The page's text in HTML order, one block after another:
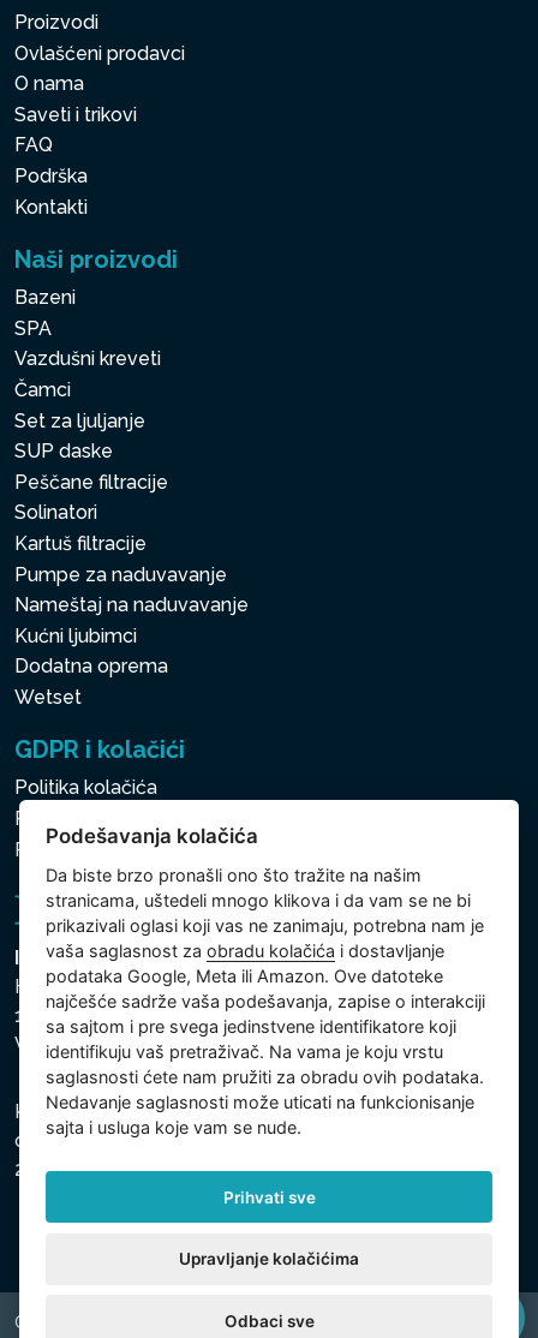
Proizvodi
Ovlašćeni prodavci
O nama
Saveti i trikovi
FAQ
Podrška
Kontakti
Naši proizvodi
Bazeni
SPA
Vazdušni kreveti
Čamci
Set za ljuljanje
SUP daske
Peščane filtracije
Solinatori
Kartuš filtracije
Pumpe za naduvavanje
Nameštaj na naduvavanje
Kućni ljubimci
Dodatna oprema
Wetset
GDPR i kolačići
Politika kolačića
Politika zaštite ličnih i drugih obrađivanih podataka
Podešavanja kolačića
Intex Trading, s.r.o.
Hradecká 2526/3
130 00 Praha 3
Vinohrady - Česká republika
Kompanija je registrovana u Opštinskom sudu u Pragu,
odeljak C, uložak 74759, Identifikacioni broj kompanije:
26150808, Poreski identifikacioni broj: CZ26150808.
Copyright © 2026 INTEX TRADING s.r.o. All rights reserved.
Podešavanja kolačića
Da biste brzo pronašli ono što tražite na našim
stranicama, uštedeli mnogo klikova i da vam se ne bi
prikazivali oglasi koji vas ne zanimaju, potrebna nam je
vaša saglasnost zaobradu kolačića i dostavljanje
podataka Google, Meta ili Amazon. Ove datoteke
najčešće sadrže vaša podešavanja, zapise o interakciji
sa sajtom i pre svega jedinstvene identifikatore koji
identifikuju vaš pretraživač. Na vama je koju vrstu
saglasnosti ćete nam pružiti za obradu ovih podataka.
Nedavanje saglasnosti može uticati na funkcionisanje
sajta i usluga koje vam se nude.
Prihvati sve
Upravljanje kolačićima
Odbaci sve